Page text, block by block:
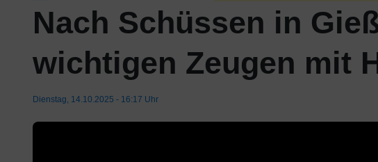
Nach Schüssen in
wichtigen Zeugen mit
Dienstag, 14.10.2025 - 16:17 Uhr